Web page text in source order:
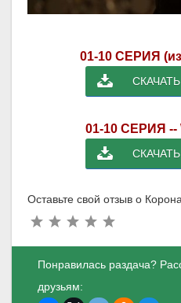
01-10 СЕРИЯ
01-10 СЕРИЯ --
Оставьте свой отзыв о
Понравилась раздача?
друзьям: